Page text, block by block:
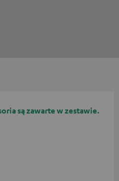
są zawarte w zestawie.